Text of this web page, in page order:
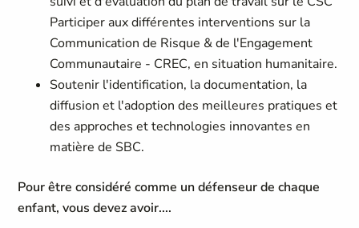
Participer aux différentes interventions sur la
Communication de Risque & de l'Engagement
Communautaire - CREC, en situation humanitaire.
Soutenir l'identification, la documentation, la
diffusion et l'adoption des meilleures pratiques et
des approches et technologies innovantes en
matière de SBC.
Pour être considéré comme un défenseur de chaque
enfant, vous devez avoir....